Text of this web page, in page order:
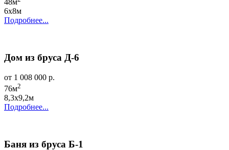
48м
6х8м
Подробнее...
Дом из бруса Д-6
от 1 008 000 р.
76м2
8,3х9,2м
Подробнее...
Баня из бруса Б-1